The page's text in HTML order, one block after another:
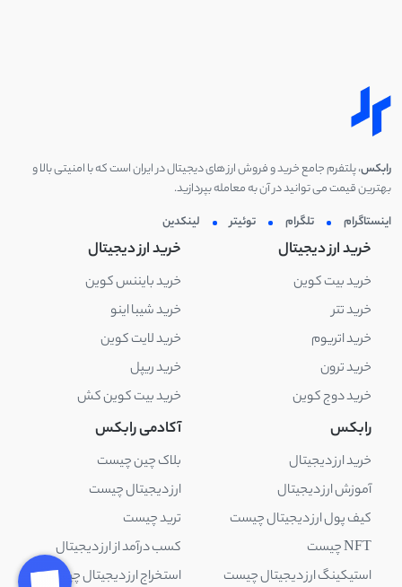
رابکس، پلتفرم جامع خرید و فروش ارز های دیجیتال در ایران است که با امنیتی بالا و
بهترین قیمت می توانید در آن به معامله بپردازید.
اینستاگرام
تلگرام توئیتر لینکدین
خرید ارز دیجیتال
خرید بیت کوین
خرید تتر
خرید اتریوم
خرید ترون
خرید دوج کوین
خرید ارز دیجیتال
خرید بایننس کوین
خرید شیبا اینو
خرید لایت کوین
خرید ریپل
خرید بیت کوین کش
رابکس
خرید ارز دیجیتال
آموزش ارز دیجیتال
کیف پول ارز دیجیتال چیست
NFT چیست
استیکینگ ارز دیجیتال چیست
آکادمی رابکس
بلاک چین چیست
ارز دیجیتال چیست
ترید چیست
کسب درآمد از ارز دیجیتال
استخراج ارز دیجیتال چیست